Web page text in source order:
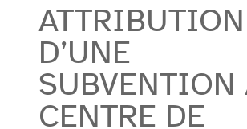
ATTRIBUTION
D’UNE
SUBVENTION
CENTRE DE